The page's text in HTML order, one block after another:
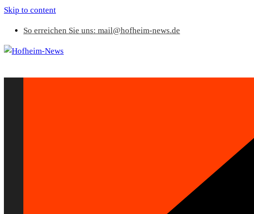
Skip to content
So erreichen Sie uns: mail@hofheim-news.de